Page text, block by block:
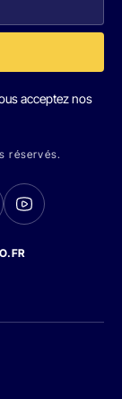
acceptez nos
réservés.